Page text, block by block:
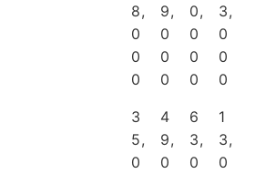
8,
0
0
0
9,
0
0
0
0,
0
0
0
3,
0
0
0
3
5,
0
4
9,
0
6
3,
0
1
3,
0